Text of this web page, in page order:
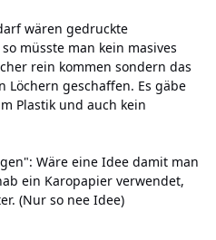
wären gedruckte
müsste man kein masives
rein kommen sondern das
Löchern geschaffen. Es gäbe
Plastik und auch kein
Wäre eine Idee damit man
ein Karopapier verwendet,
(Nur so nee Idee)